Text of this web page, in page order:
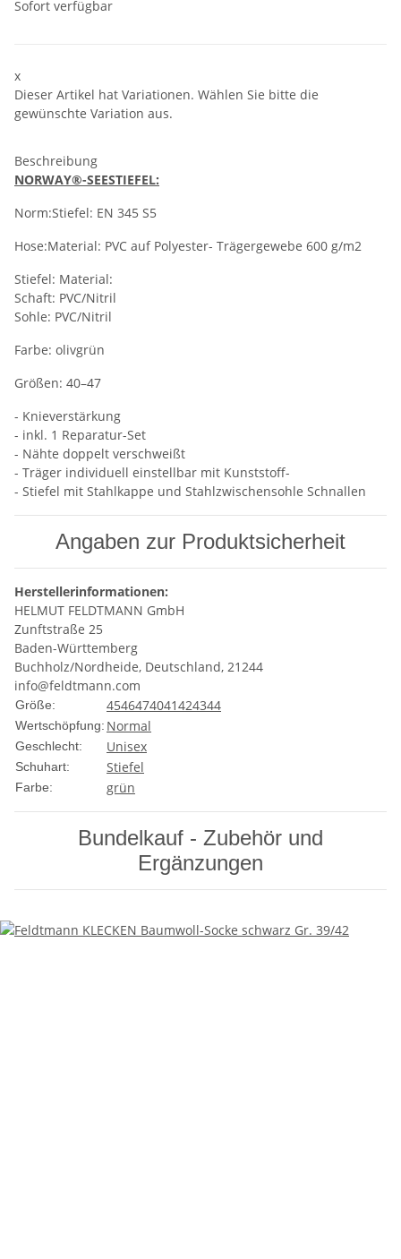
Sofort verfügbar
x
Dieser Artikel hat Variationen. Wählen Sie bitte die
gewünschte Variation aus.
Beschreibung
NORWAY®-SEESTIEFEL:
Norm:Stiefel: EN 345 S5
Hose:Material: PVC auf Polyester- Trägergewebe 600 g/m2
Stiefel: Material:
Schaft: PVC/Nitril
Sohle: PVC/Nitril
Farbe: olivgrün
Größen: 40–47
- Knieverstärkung
- inkl. 1 Reparatur-Set
- Nähte doppelt verschweißt
- Träger individuell einstellbar mit Kunststoff-
- Stiefel mit Stahlkappe und Stahlzwischensohle Schnallen
Angaben zur Produktsicherheit
Herstellerinformationen:
HELMUT FELDTMANN GmbH
Zunftstraße 25
Baden-Württemberg
Buchholz/Nordheide, Deutschland, 21244
info@feldtmann.com
Größe: 4546474041424344
Wertschöpfung: Normal
Geschlecht: Unisex
Schuhart: Stiefel
Farbe: grün
Bundelkauf - Zubehör und
Ergänzungen